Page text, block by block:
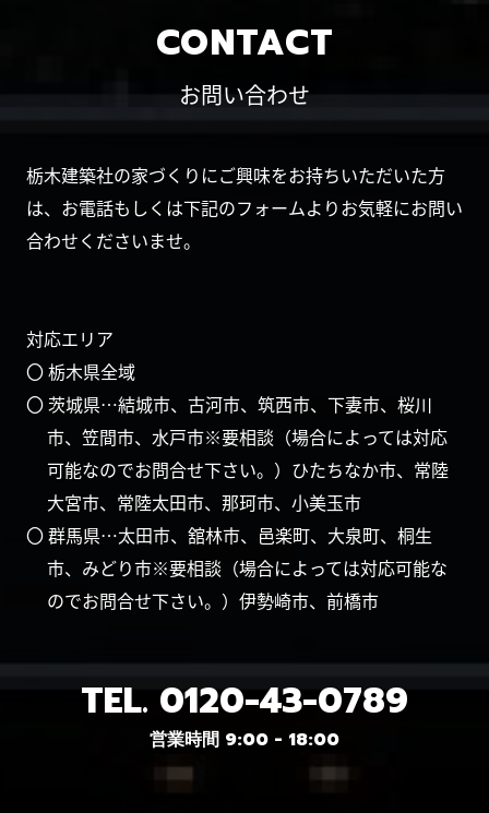
CONTACT
お問い合わせ
栃木建築社の家づくりにご興味をお持ちいただいた方
は、お電話もしくは下記のフォームよりお気軽にお問い
合わせくださいませ。
対応エリア
〇 栃木県全域
〇 茨城県…結城市、古河市、筑西市、下妻市、桜川
市、笠間市、水戸市※要相談（場合によっては対応
可能なのでお問合せ下さい。）ひたちなか市、常陸
大宮市、常陸太田市、那珂市、小美玉市
〇 群馬県…太田市、舘林市、邑楽町、大泉町、桐生
市、みどり市※要相談（場合によっては対応可能な
のでお問合せ下さい。）伊勢崎市、前橋市
TEL. 0120-43-0789
営業時間 9:00 - 18:00